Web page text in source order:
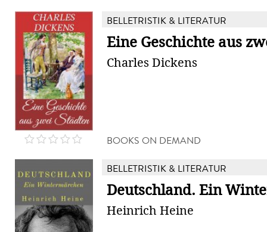
BELLETRISTIK & LITERATUR
Eine Geschichte aus
Charles Dickens
BOOKS ON DEMAND
BELLETRISTIK & LITERATUR
Deutschland. Ein
Heinrich Heine